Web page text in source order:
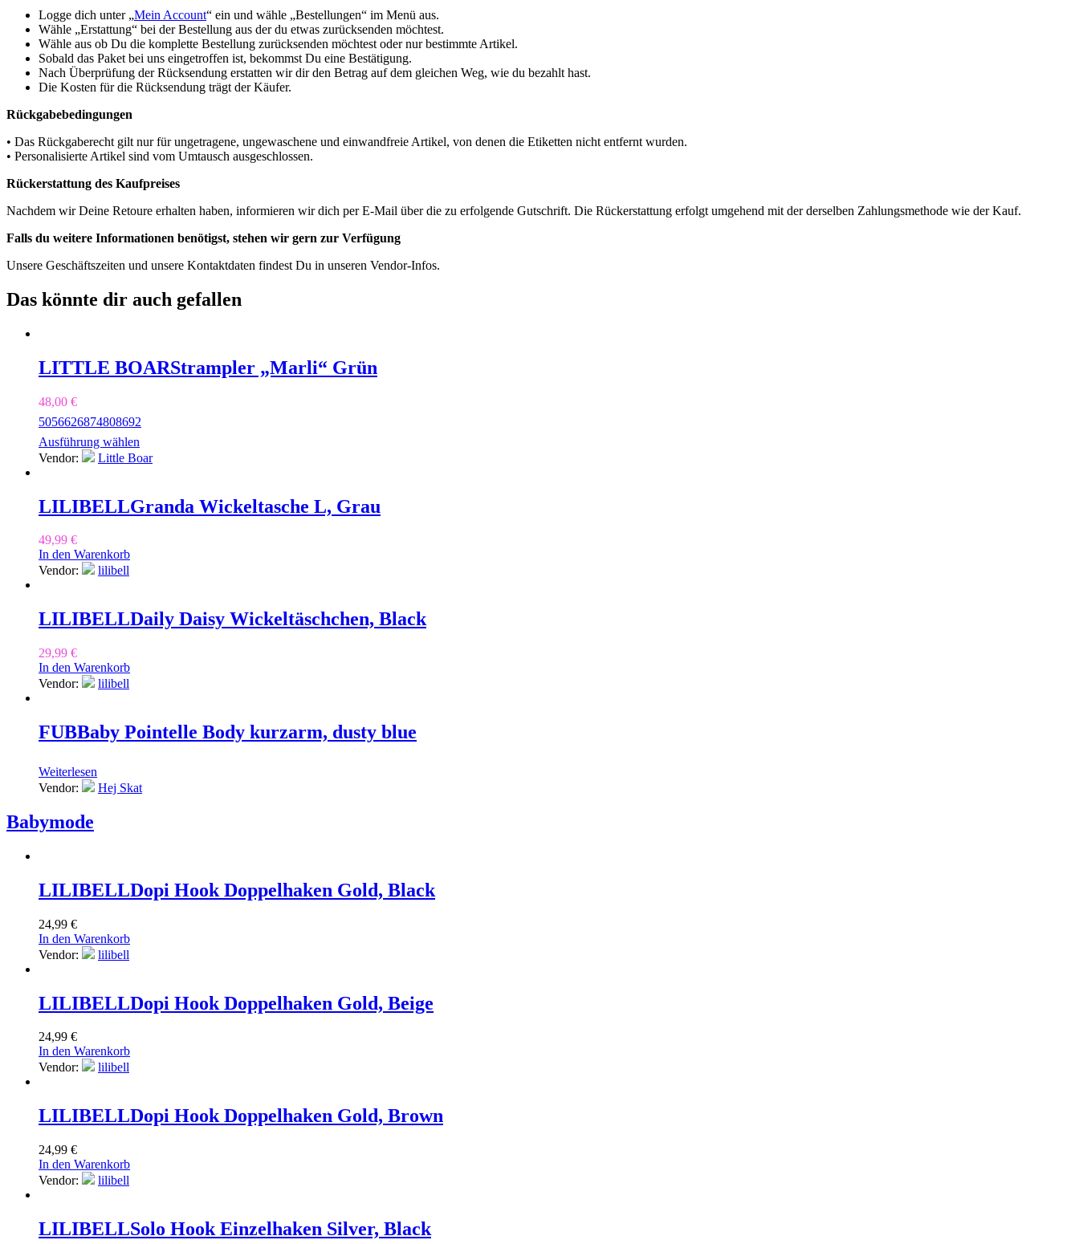
Logge dich unter „Mein Account“ ein und wähle „Bestellungen“ im Menü aus.
Wähle „Erstattung“ bei der Bestellung aus der du etwas zurücksenden möchtest.
Wähle aus ob Du die komplette Bestellung zurücksenden möchtest oder nur bestimmte Artikel.
Sobald das Paket bei uns eingetroffen ist, bekommst Du eine Bestätigung.
Nach Überprüfung der Rücksendung erstatten wir dir den Betrag auf dem gleichen Weg, wie du bezahlt hast.
Die Kosten für die Rücksendung trägt der Käufer.
Rückgabebedingungen
• Das Rückgaberecht gilt nur für ungetragene, ungewaschene und einwandfreie Artikel, von denen die Etiketten nicht entfernt wurden.
• Personalisierte Artikel sind vom Umtausch ausgeschlossen.
Rückerstattung des Kaufpreises
Nachdem wir Deine Retoure erhalten haben, informieren wir dich per E-Mail über die zu erfolgende Gutschrift. Die Rückerstattung erfolgt umgehend mit der derselben Zahlungsmethode wie der Kauf.
Falls du weitere Informationen benötigst, stehen wir gern zur Verfügung
Unsere Geschäftszeiten und unsere Kontaktdaten findest Du in unseren Vendor-Infos.
Das könnte dir auch gefallen
LITTLE BOARStrampler „Marli“ Grün
48,00 €
5056626874808692
Ausführung wählen
Vendor:
Little Boar
LILIBELLGranda Wickeltasche L, Grau
49,99 €
In den Warenkorb
Vendor:
lilibell
LILIBELLDaily Daisy Wickeltäschchen, Black
29,99 €
In den Warenkorb
Vendor:
lilibell
FUBBaby Pointelle Body kurzarm, dusty blue
Weiterlesen
Vendor:
Hej Skat
Babymode
LILIBELLDopi Hook Doppelhaken Gold, Black
24,99 €
In den Warenkorb
Vendor:
lilibell
LILIBELLDopi Hook Doppelhaken Gold, Beige
24,99 €
In den Warenkorb
Vendor:
lilibell
LILIBELLDopi Hook Doppelhaken Gold, Brown
24,99 €
In den Warenkorb
Vendor:
lilibell
LILIBELLSolo Hook Einzelhaken Silver, Black